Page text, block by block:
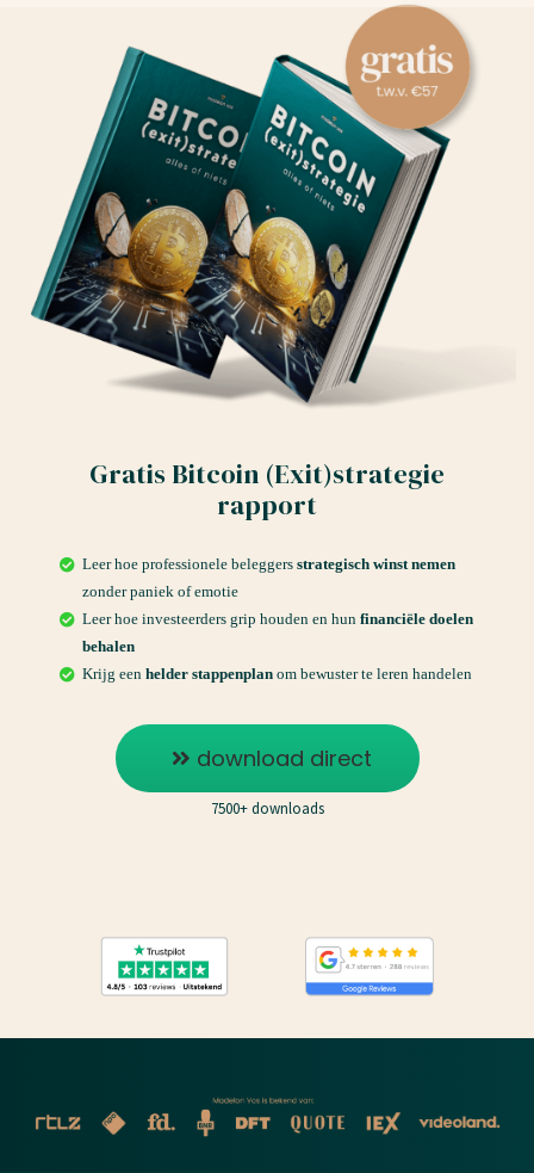
Gratis Bitcoin (Exit)strategie
rapport
Leer hoe professionele beleggers strategisch winst nemen
zonder paniek of emotie
Leer hoe investeerders grip houden en hun financiële doelen
behalen
Krijg eenhelder stappenplanom bewuster te leren handelen
download direct
7500+ downloads